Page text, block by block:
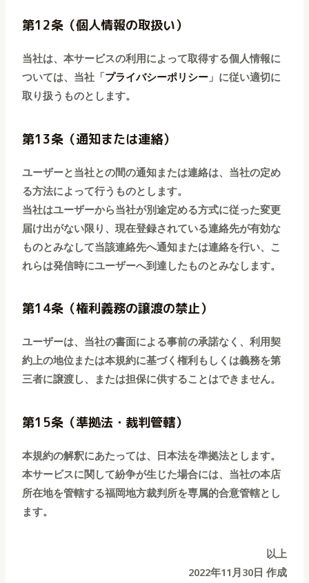
第12条（個人情報の取扱い）
当社は、本サービスの利用によって取得する個人情報に
ついては、当社「プライバシーポリシー 」に従い適切に
取り扱うものとします。
第13条（通知または連絡）
ユーザーと当社との間の通知または連絡は、当社の定め
る方法によって行うものとします。
当社はユーザーから当社が別途定める方式に従った変更
届け出がない限り、現在登録されている連絡先が有効な
ものとみなして当該連絡先へ通知または連絡を行い、こ
れらは発信時にユーザーへ到達したものとみなします。
第14条（権利義務の譲渡の禁止）
ユーザーは、当社の書面による事前の承諾なく、利用契
約上の地位または本規約に基づく権利もしくは義務を第
三者に譲渡し、または担保に供することはできません。
第15条（準拠法・裁判管轄）
本規約の解釈にあたっては、日本法を準拠法とします。
本サービスに関して紛争が生じた場合には、当社の本店
所在地を管轄する福岡地方裁判所を専属的合意管轄とし
ます。
以上
2022年11月30日 作成